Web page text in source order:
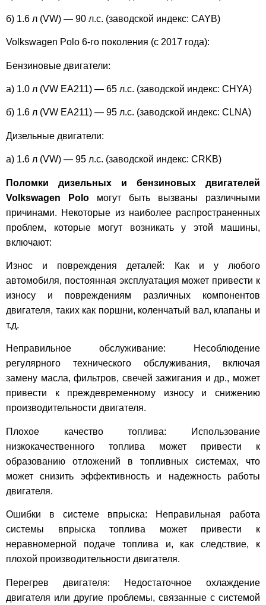
б) 1.6 л (VW) — 90 л.с. (заводской индекс: CAYB)
Volkswagen Polo 6-го поколения (с 2017 года):
Бензиновые двигатели:
а) 1.0 л (VW EA211) — 65 л.с. (заводской индекс: CHYA)
б) 1.6 л (VW EA211) — 95 л.с. (заводской индекс: CLNA)
Дизельные двигатели:
а) 1.6 л (VW) — 95 л.с. (заводской индекс: CRKB)
Поломки дизельных и бензиновых двигателей
Volkswagen Polo могут быть вызваны различными
причинами. Некоторые из наиболее распространенных
проблем, которые могут возникать у этой машины,
включают:
Износ и повреждения деталей: Как и у любого
автомобиля, постоянная эксплуатация может привести к
износу и повреждениям различных компонентов
двигателя, таких как поршни, коленчатый вал, клапаны и
т.д.
Неправильное обслуживание: Несоблюдение
регулярного технического обслуживания, включая
замену масла, фильтров, свечей зажигания и др., может
привести к преждевременному износу и снижению
производительности двигателя.
Плохое качество топлива: Использование
низкокачественного топлива может привести к
образованию отложений в топливных системах, что
может снизить эффективность и надежность работы
двигателя.
Ошибки в системе впрыска: Неправильная работа
системы впрыска топлива может привести к
неравномерной подаче топлива и, как следствие, к
плохой производительности двигателя.
Перегрев двигателя: Недостаточное охлаждение
двигателя или другие проблемы, связанные с системой